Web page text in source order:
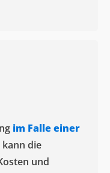
im Falle einer
die
und